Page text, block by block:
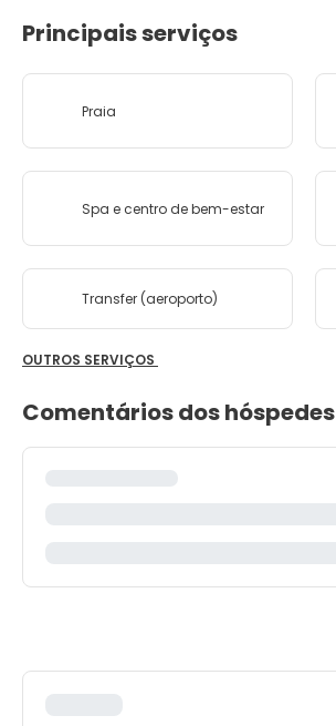
Principais serviços
Praia
Spa e centro de bem-estar
Transfer (aeroporto)
OUTROS SERVIÇOS
Comentários dos hóspedes